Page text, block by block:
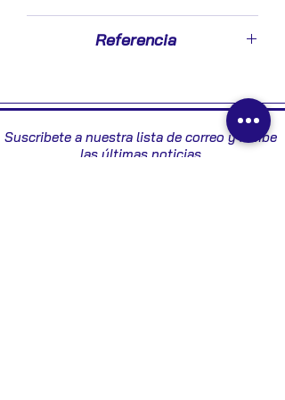
Referencia
Suscribete a nuestra lista de correo y recibe
las últimas noticias